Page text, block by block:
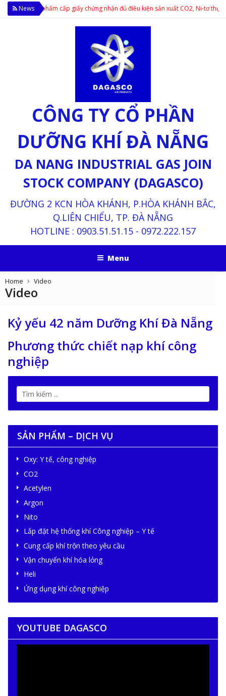
News
Thực phẩm cấp giấy chứng nhận đủ điều kiện sản xuất CO2, Ni-tơ thực
CÔNG TY CỔ PHẦN
DƯỠNG KHÍ ĐÀ NẴNG
DA NANG INDUSTRIAL GAS JOIN
STOCK COMPANY (DAGASCO)
ĐƯỜNG 2 KCN HÒA KHÁNH, P.HÒA KHÁNH BẮC,
Q.LIÊN CHIỂU, TP. ĐÀ NẴNG
HOTLINE : 0903.51.51.15 - 0972.222.157
Menu
Home Video
Video
Kỷ yếu 42 năm Dưỡng Khí Đà Nẵng
Phương thức chiết nạp khí công
nghiệp
SẢN PHẨM – DỊCH VỤ
Oxy: Y tế, công nghiệp
CO2
Acetylen
Argon
Nito
Lắp đặt hệ thống khí Công nghiệp – Y tế
Cung cấp khí trộn theo yêu cầu
Vận chuyển khí hóa lỏng
Heli
Ứng dụng khí công nghiệp
YOUTUBE DAGASCO